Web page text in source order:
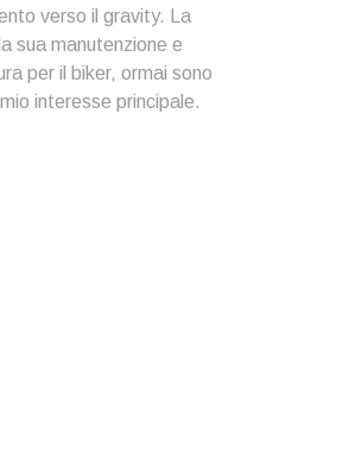
verso il gravity. La
sua manutenzione e
per il biker, ormai sono
interesse principale.